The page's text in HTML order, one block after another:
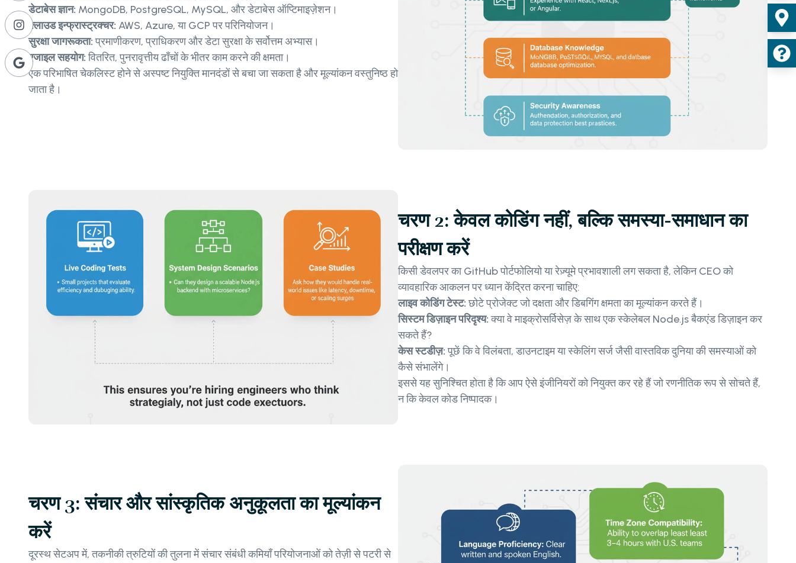
डेटाबेस ज्ञान: MongoDB, PostgreSQL, MySQL, और डेटाबेस ऑप्टिमाइज़ेशन।
क्लाउड इन्फ्रास्ट्रक्चर: AWS, Azure, या GCP पर परिनियोजन।
सुरक्षा जागरूकता:प्रमाणीकरण, प्राधिकरण और डेटा सुरक्षा के सर्वोत्तम अभ्यास।
एजाइल सहयोग:वितरित, पुनरावृत्तीय ढाँचों के भीतर काम करने की क्षमता।
एक परिभाषित चेकलिस्ट होने से अस्पष्ट नियुक्ति मानदंडों से बचा जा सकता है और मूल्यांकन वस्तुनिष्ठ हो
जाता है।
चरण 2: केवल कोडिंग नहीं, बल्कि समस्या-समाधान का
परीक्षण करें
किसी डेवलपर का GitHub पोर्टफोलियो या रेज़्यूमे प्रभावशाली लग सकता है, लेकिन CEO को
व्यावहारिक आकलन पर ध्यान केंद्रित करना चाहिए:
लाइव कोडिंग टेस्ट:छोटे प्रोजेक्ट जो दक्षता और डिबगिंग क्षमता का मूल्यांकन करते हैं।
सिस्टम डिज़ाइन परिदृश्य:क्या वे माइक्रोसर्विसेज़ के साथ एक स्केलेबल Node.js बैकएंड डिज़ाइन कर
सकते हैं?
केस स्टडीज़:पूछें कि वे विलंबता, डाउनटाइम या स्केलिंग सर्ज जैसी वास्तविक दुनिया की समस्याओं को
कैसे संभालेंगे।
इससे यह सुनिश्चित होता है कि आप ऐसे इंजीनियरों को नियुक्त कर रहे हैं जो रणनीतिक रूप से सोचते हैं,
न कि केवल कोड निष्पादक।
चरण 3: संचार और सांस्कृतिक अनुकूलता का मूल्यांकन
करें
दूरस्थ सेटअप में, तकनीकी त्रुटियों की तुलना में संचार संबंधी कमियाँ परियोजनाओं को तेज़ी से पटरी से